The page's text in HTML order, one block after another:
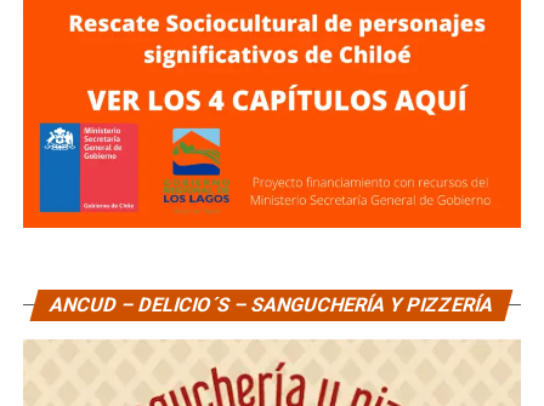
ANCUD – DELICIO´S – SANGUCHERÍA Y PIZZERÍA